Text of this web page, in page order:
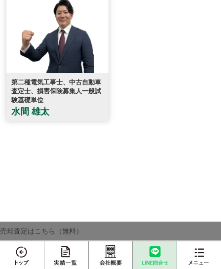
第二種電気工事士、中古自動車
査定士、損害保険募集人一般試
験基礎単位
水間 雄太
売却査定はこちら（無料）